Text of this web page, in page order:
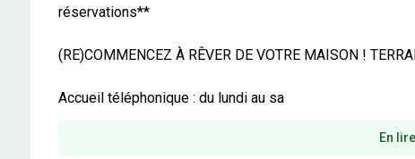
réservations**
(RE)COMMENCEZ À RÊVER DE VOTRE MAISON !
Accueil téléphonique : du lundi au sa
En